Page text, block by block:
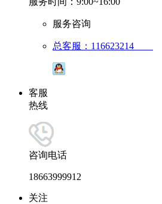
服务咨询
总客服：116623214
客服
热线
咨询电话
18663999912
关注